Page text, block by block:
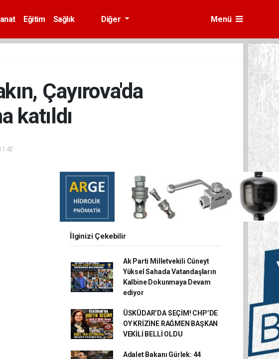
Eğitim
Sağlık
Diğer Menü
Çayırova'da
katıldı
İlginizi Çekebilir
Ak Parti Milletvekili Cüneyt
Yüksel Sahada Vatandaşların
Kalbine Dokunmaya Devam
ediyor
ÜSKÜDAR’DA SEÇİM! CHP’DE
OY KRİZİNE RAĞMEN BAŞKAN
VEKİLİ BELLİ OLDU
Adalet Bakanı Gürlek: 44